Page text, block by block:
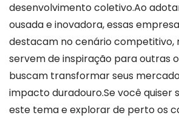
desenvolvimento coletivo.Ao
ousada e inovadora, essas
destacam no cenário competitivo,
servem de inspiração para outras
buscam transformar seus
impacto duradouro.Se você quiser
este tema e explorar de perto os